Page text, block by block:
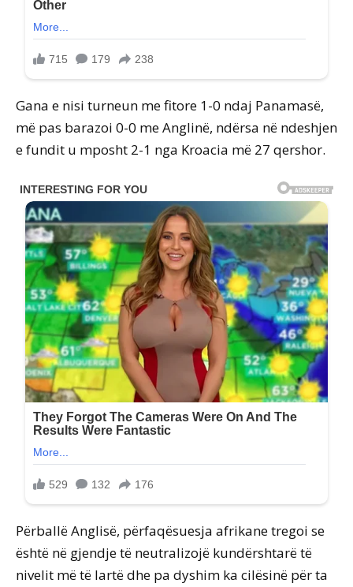
Gana e nisi turneun me fitore 1-0 ndaj Panamasë,
më pas barazoi 0-0 me Anglinë, ndërsa në ndeshjen
e fundit u mposht 2-1 nga Kroacia më 27 qershor.
Përballë Anglisë, përfaqësuesja afrikane tregoi se
është në gjendje të neutralizojë kundërshtarë të
nivelit më të lartë dhe pa dyshim ka cilësinë për ta